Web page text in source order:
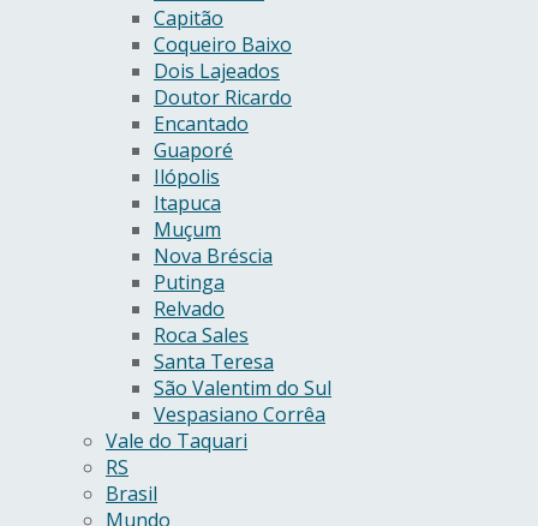
Capitão
Coqueiro Baixo
Dois Lajeados
Doutor Ricardo
Encantado
Guaporé
Ilópolis
Itapuca
Muçum
Nova Bréscia
Putinga
Relvado
Roca Sales
Santa Teresa
São Valentim do Sul
Vespasiano Corrêa
Vale do Taquari
RS
Brasil
Mundo